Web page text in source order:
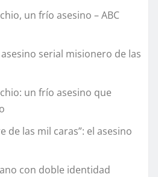
un frío asesino – ABC
serial misionero de las
un frío asesino que
de las mil caras”: el asesino
con doble identidad